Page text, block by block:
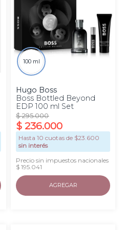
100 ml
Hugo Boss
Boss Bottled Beyond
EDP 100 ml Set
$ 295.000
$ 236.000
Hasta10 cuotas de $23.600
sin interés
Precio sin impuestos nacionales
$ 195.041
AGREGAR